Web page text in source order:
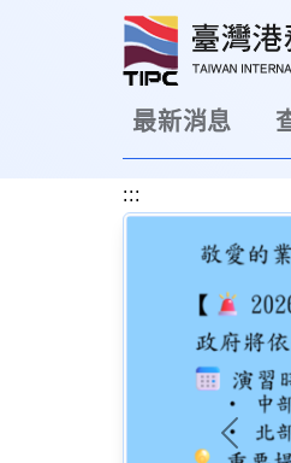
跳到主要內容區塊
最新消息
:::